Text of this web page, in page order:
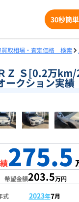
30秒簡
買取相場・査定価格 検索
Ｚ Ｓ[0.2万
ークション実績
275.5
希望金額203.5万円
式 2023年7月